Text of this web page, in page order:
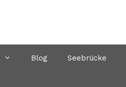
Blog Seebrücke